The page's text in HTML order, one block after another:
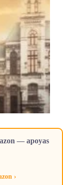
— apoyas
›